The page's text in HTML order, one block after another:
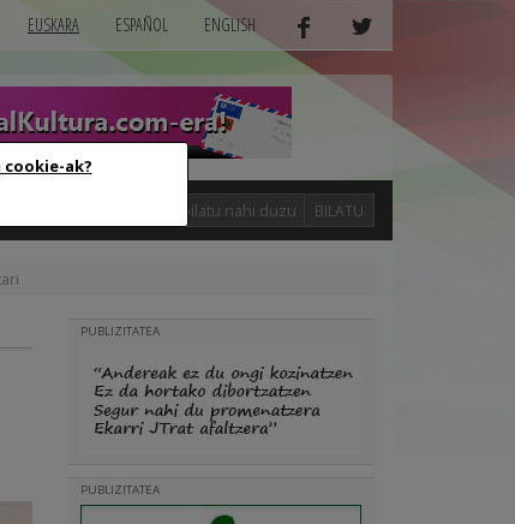
cookie-ak?
EUSKARA ESPAÑOL ENGLISH
BILATU
PUBLIZITATEA
PUBLIZITATEA